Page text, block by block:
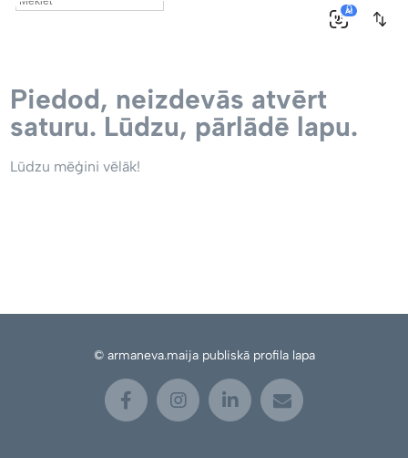
0
AI
Piedod, neizdevās atvērt
saturu. Lūdzu, pārlādē lapu.
Lūdzu mēģini vēlāk!
© armaneva.maija publiskā profila lapa